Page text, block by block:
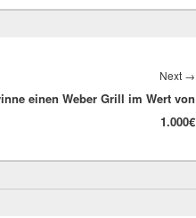
Next →
einen Weber Grill im Wert von
1.000€